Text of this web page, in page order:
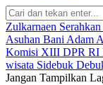
Zulkarnaen
Asuhan Bani Adam
Komisi XIII DPR RI
wisata Sidebuk
Jangan Tampilkan